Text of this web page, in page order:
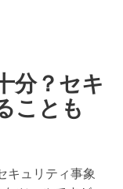
分？セキ
ことも
キュリティ事象